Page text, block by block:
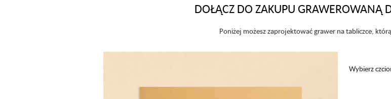
DOŁĄCZ DO ZAKUPU GRAWEROWANĄ
Poniżej możesz zaprojektować grawer na tabliczce,
Wybierz